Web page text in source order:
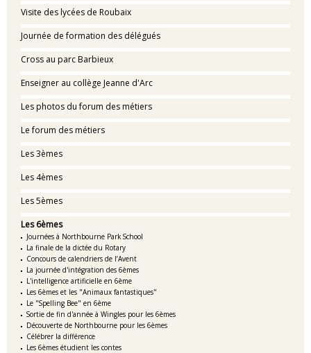
Visite des lycées de Roubaix
Journée de formation des délégués
Cross au parc Barbieux
Enseigner au collège Jeanne d'Arc
Les photos du forum des métiers
Le forum des métiers
Les 3èmes
Les 4èmes
Les 5èmes
Les 6èmes
Journées à Northbourne Park School
La finale de la dictée du Rotary
Concours de calendriers de l’Avent
La journée d'intégration des 6èmes
L'intelligence artificielle en 6ème
Les 6èmes et les "Animaux fantastiques"
Le "Spelling Bee" en 6ème
Sortie de fin d'année à Wingles pour les 6èmes
Découverte de Northbourne pour les 6èmes
Célébrer la différence
Les 6èmes étudient les contes